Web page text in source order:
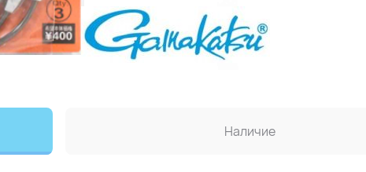
Наличие